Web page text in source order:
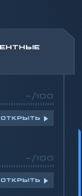
-/100
ОТКРЫТЬ
-/100
ОТКРЫТЬ